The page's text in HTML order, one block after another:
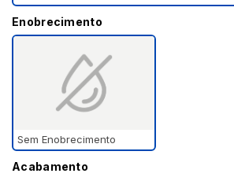
Enobrecimento
Sem Enobrecimento
Acabamento